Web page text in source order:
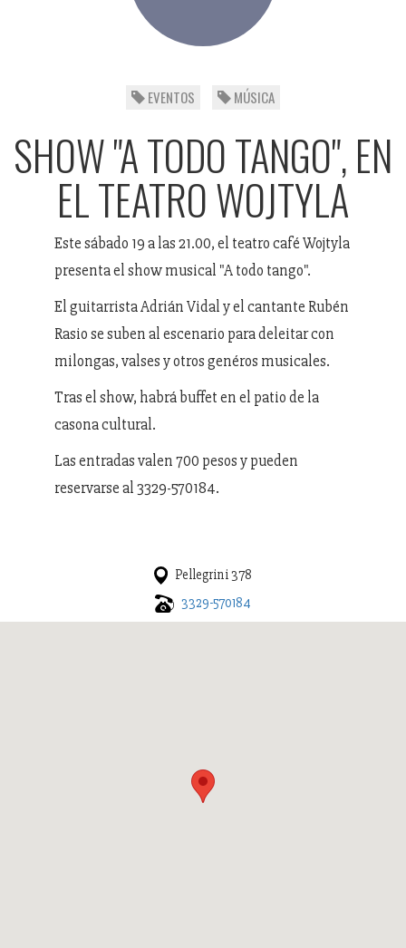
EVENTOS MÚSICA
SHOW "A TODO TANGO", EN
EL TEATRO WOJTYLA
Este sábado 19 a las 21.00, el teatro café Wojtyla
presenta el show musical "A todo tango".
El guitarrista Adrián Vidal y el cantante Rubén
Rasio se suben al escenario para deleitar con
milongas, valses y otros genéros musicales.
Tras el show, habrá buffet en el patio de la
casona cultural.
Las entradas valen 700 pesos y pueden
reservarse al 3329-570184.
Pellegrini 378
3329-570184